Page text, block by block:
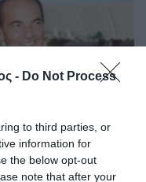
- Do Not Process
to third parties, or
information for
the below opt-out
note that after your